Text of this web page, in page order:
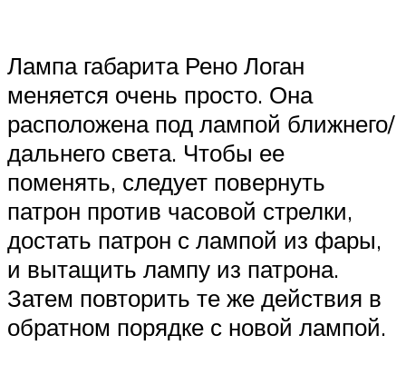
Лампа габарита Рено Логан
меняется очень просто. Она
расположена под лампой ближнего/
дальнего света. Чтобы ее
поменять, следует повернуть
патрон против часовой стрелки,
достать патрон с лампой из фары,
и вытащить лампу из патрона.
Затем повторить те же действия в
обратном порядке с новой лампой.